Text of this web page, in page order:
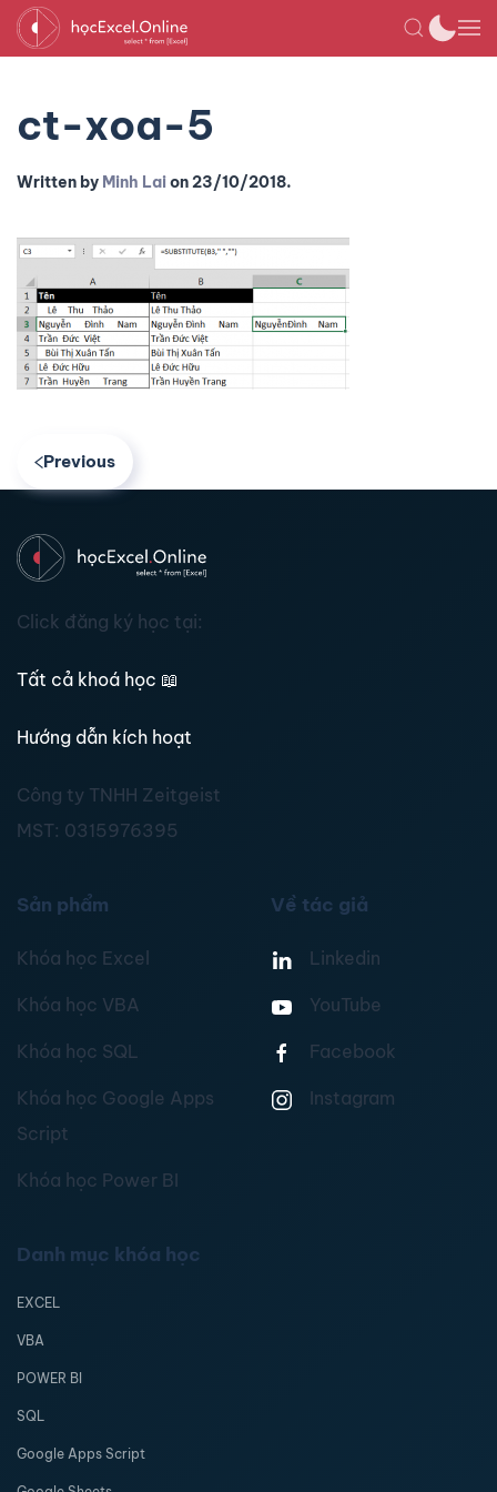
ct-xoa-5
Written by Minh Laion23/10/2018.
Previous
Click đăng ký học tại:
Tất cả khoá học 📖
Hướng dẫn kích hoạt
Công ty TNHH Zeitgeist
MST: 0315976395
Sản phẩm
Khóa học Excel
Khóa học VBA
Khóa học SQL
Khóa học Google Apps
Script
Khóa học Power BI
Về tác giả
Linkedin
YouTube
Facebook
Instagram
Danh mục khóa học
EXCEL
VBA
POWER BI
SQL
Google Apps Script